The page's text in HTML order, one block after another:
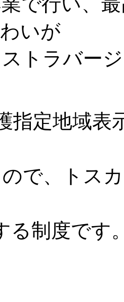
いが
トラバー
指定地域表
で、トス
る制度です